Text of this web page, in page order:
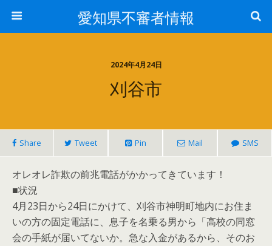
愛知県不審者情報
2024年4月24日
刈谷市
Share Tweet Pin Mail SMS
オレオレ詐欺の前兆電話がかかってきています！
■状況
4月23日から24日にかけて、刈谷市神明町地内にお住ま
いの方の固定電話に、息子を名乗る男から「高校の同窓
会の手紙が届いてないか。急な入金があるから、そのお